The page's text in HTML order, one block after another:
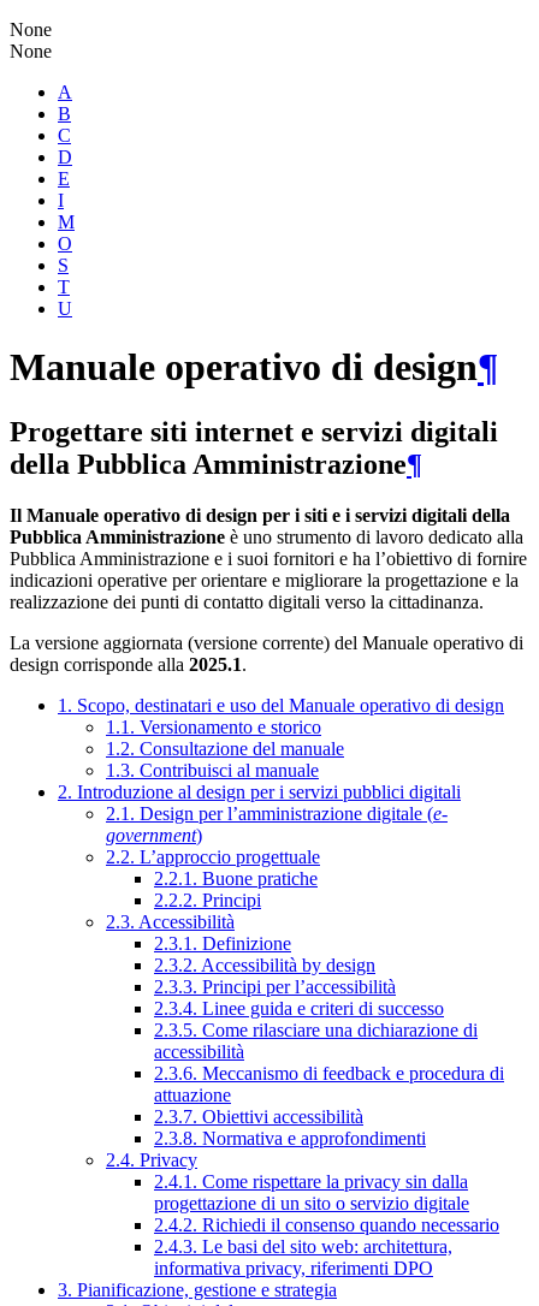
None
None
A
B
C
D
E
I
M
O
S
T
U
Manuale operativo di design¶
Progettare siti internet e servizi digitali
della Pubblica Amministrazione¶
Il Manuale operativo di design per i siti e i servizi digitali della
Pubblica Amministrazione è uno strumento di lavoro dedicato alla
Pubblica Amministrazione e i suoi fornitori e ha l’obiettivo di fornire
indicazioni operative per orientare e migliorare la progettazione e la
realizzazione dei punti di contatto digitali verso la cittadinanza.
La versione aggiornata (versione corrente) del Manuale operativo di
design corrisponde alla 2025.1.
1. Scopo, destinatari e uso del Manuale operativo di design
1.1. Versionamento e storico
1.2. Consultazione del manuale
1.3. Contribuisci al manuale
2. Introduzione al design per i servizi pubblici digitali
2.1. Design per l’amministrazione digitale (e-
government)
2.2. L’approccio progettuale
2.2.1. Buone pratiche
2.2.2. Principi
2.3. Accessibilità
2.3.1. Definizione
2.3.2. Accessibilità by design
2.3.3. Principi per l’accessibilità
2.3.4. Linee guida e criteri di successo
2.3.5. Come rilasciare una dichiarazione di
accessibilità
2.3.6. Meccanismo di feedback e procedura di
attuazione
2.3.7. Obiettivi accessibilità
2.3.8. Normativa e approfondimenti
2.4. Privacy
2.4.1. Come rispettare la privacy sin dalla
progettazione di un sito o servizio digitale
2.4.2. Richiedi il consenso quando necessario
2.4.3. Le basi del sito web: architettura,
informativa privacy, riferimenti DPO
3. Pianificazione, gestione e strategia